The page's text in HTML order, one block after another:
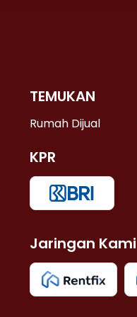
TEMUKAN
Rumah Dijual
KPR
Jaringan Kami